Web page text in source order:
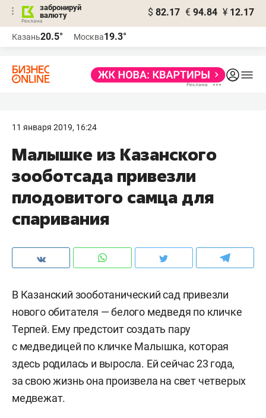
забронируй
валюту
$ 82.17 € 94.84 ¥ 12.17
Казань20.5° Москва19.3°
11 января 2019, 16:24
Малышке из Казанского
зооботсада привезли
плодовитого самца для
спаривания
В Казанский зооботанический сад привезли
нового обитателя — белого медведя по кличке
Терпей. Ему предстоит создать пару
с медведицей по кличке Малышка, которая
здесь родилась и выросла. Ей сейчас 23 года,
за свою жизнь она произвела на свет четверых
медвежат.